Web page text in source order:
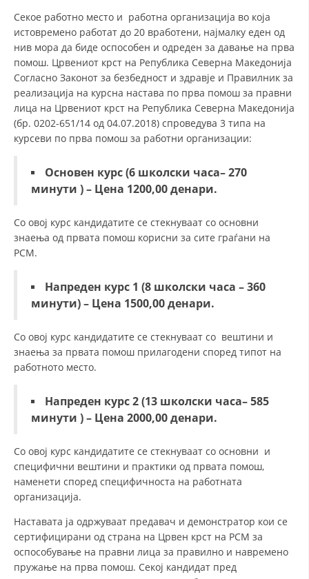
Секое работно место и работна организација во која
истовремено работат до 20 вработени, најмалку еден од
нив мора да биде оспособен и одреден за давање на прва
помош. Црвениот крст на Република Северна Македонија
Согласно Законот за безбедност и здравје и Правилник за
реализација на курсна настава по прва помош за правни
лица на Црвениот крст на Република Северна Македонија
(бр. 0202-651/14 од 04.07.2018) спроведува 3 типа на
курсеви по прва помош за работни организации:
Основен курс (6 школски часа– 270
минути ) – Цена 1200,00 денари.
Со овој курс кандидатите се стекнуваат со основни
знаења од првата помош корисни за сите граѓани на
РСМ.
Напреден курс 1 (8 школски часа – 360
минути) – Цена 1500,00 денари.
Со овој курс кандидатите се стекнуваат со вештини и
знаења за првата помош прилагодени според типот на
работното место.
Напреден курс 2 (13 школски часа– 585
минути ) – Цена 2000,00 денари.
Со овој курс кандидатите се стекнуваат со основни и
специфични вештини и практики од првата помош,
наменети според специфичноста на работната
организација.
Наставата ја одржуваат предавач и демонстратор кои се
сертифицирани од страна на Црвен крст на РСМ за
оспособување на правни лица за правилно и навремено
пружање на прва помош. Секој кандидат пред